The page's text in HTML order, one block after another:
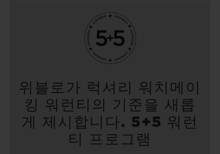
위블로가 럭셔리 워치메이
킹 워런티의 기준을 새롭
게 제시합니다. 5+5 워런
티 프로그램